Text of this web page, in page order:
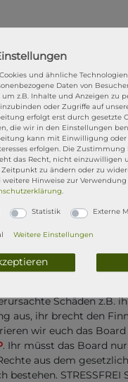
ISUP kommt mit
Schäden z.B.
aus, ihr brecht den
wir euch das
. Ihr müsst das Board
aus dem
STRESSFREI
und ähnliche
Daten von
um z.B. Inhalte und Anzeigen zu
oder Zugriffe auf
erfolgt erst durch gesetzte
die wir in den Einstellungen
kann mit Einwilligung
erfolgen. Die
das Recht, nicht einzuwilligen
zu ändern oder zu
weitere Hinweise zur
.
Statistik Externe
Weitere Einstellungen